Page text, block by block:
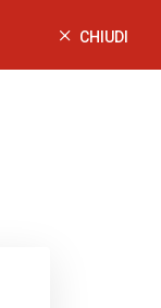
CHIUDI